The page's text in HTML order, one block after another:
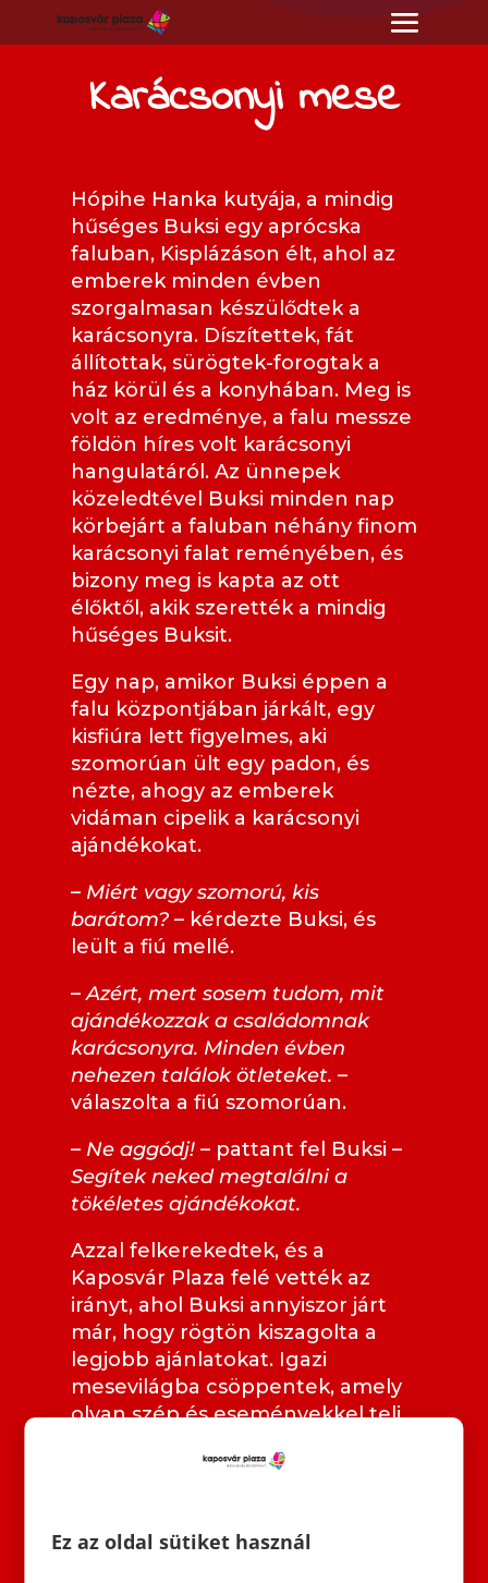
Karácsonyi mese
Hópihe Hanka kutyája, a mindig
hűséges Buksi egy aprócska
faluban, Kisplázáson élt, ahol az
emberek minden évben
szorgalmasan készülődtek a
karácsonyra. Díszítettek, fát
állítottak, sürögtek-forogtak a
ház körül és a konyhában. Meg is
volt az eredménye, a falu messze
földön híres volt karácsonyi
hangulatáról. Az ünnepek
közeledtével Buksi minden nap
körbejárt a faluban néhány finom
karácsonyi falat reményében, és
bizony meg is kapta az ott
élőktől, akik szerették a mindig
hűséges Buksit.
Egy nap, amikor Buksi éppen a
falu központjában járkált, egy
kisfiúra lett figyelmes, aki
szomorúan ült egy padon, és
nézte, ahogy az emberek
vidáman cipelik a karácsonyi
ajándékokat.
– Miért vagy szomorú, kis
barátom?– kérdezte Buksi, és
leült a fiú mellé.
–Azért, mert sosem tudom, mit
ajándékozzak a családomnak
karácsonyra. Minden évben
nehezen találok ötleteket. –
válaszolta a fiú szomorúan.
– Ne aggódj!– pattant fel Buksi –
Segítek neked megtalálni a
tökéletes ajándékokat.
Azzal felkerekedtek, és a
Kaposvár Plaza felé vették az
irányt, ahol Buksi annyiszor járt
már, hogy rögtön kiszagolta a
legjobb ajánlatokat. Igazi
mesevilágba csöppentek, amely
olyan szép és eseményekkel teli
lettek volna. Még a télapóval is
legszebb ajándékokat, de ezt
Ez az oldal sütiket használ